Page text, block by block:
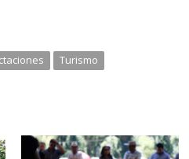
Turismo